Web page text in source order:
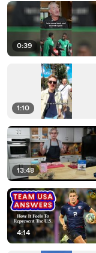
0:39
1:10
13:48
4:14